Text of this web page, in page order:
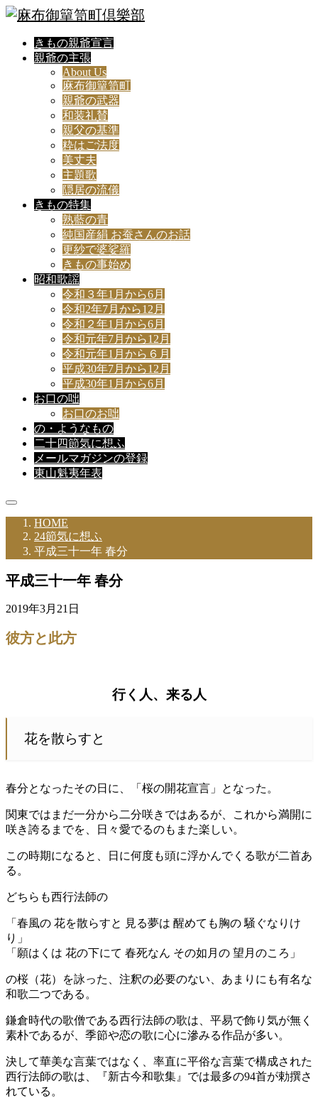
きもの親爺宣言
親爺の主張
About Us
麻布御簞笥町
親爺の武器
和装礼賛
親父の基準
粋はご法度
美丈夫
主題歌
隠居の流儀
きもの特集
熟藍の青
純国産絹 お蚕さんのお話
更紗で婆娑羅
きもの事始め
昭和歌謡
令和３年1月から6月
令和2年7月から12月
令和２年1月から6月
令和元年7月から12月
令和元年1月から６月
平成30年7月から12月
平成30年1月から6月
お口の咄
お口のお咄
の・ようなもの
二十四節気に想ふ
メールマガジンの登録
東山魁夷年表
HOME
24節気に想ふ
平成三十一年 春分
平成三十一年 春分
2019年3月21日
彼方と此方
行く人、来る人
花を散らすと
春分となったその日に、「桜の開花宣言」となった。
関東ではまだ一分から二分咲きではあるが、これから満開に
咲き誇るまでを、日々愛でるのもまた楽しい。
この時期になると、日に何度も頭に浮かんでくる歌が二首あ
る。
どちらも西行法師の
「春風の 花を散らすと 見る夢は 醒めても胸の 騒ぐなりけ
り」
「願はくは 花の下にて 春死なん その如月の 望月のころ」
の桜（花）を詠った、注釈の必要のない、あまりにも有名な
和歌二つである。
鎌倉時代の歌僧である西行法師の歌は、平易で飾り気が無く
素朴であるが、季節や恋の歌に心に滲みる作品が多い。
決して華美な言葉ではなく、率直に平俗な言葉で構成された
西行法師の歌は、『新古今和歌集』では最多の94首が勅撰さ
れている。